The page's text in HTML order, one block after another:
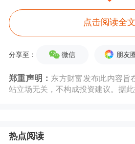
期权是指一种合约，该
在某一特定日期或该日
以固定价格购进或售出
利。那么，ETF期权、
点击阅读全文
分享至： 微信 朋友
郑重声明： 东方财富发布此内容旨
站立场无关，不构成投资建议。据此
热点阅读